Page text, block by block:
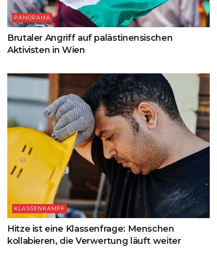
PANORAMA
Brutaler Angriff auf palästinensischen
Aktivisten in Wien
KLASSENKAMPF
Hitze ist eine Klassenfrage: Menschen
kollabieren, die Verwertung läuft weiter